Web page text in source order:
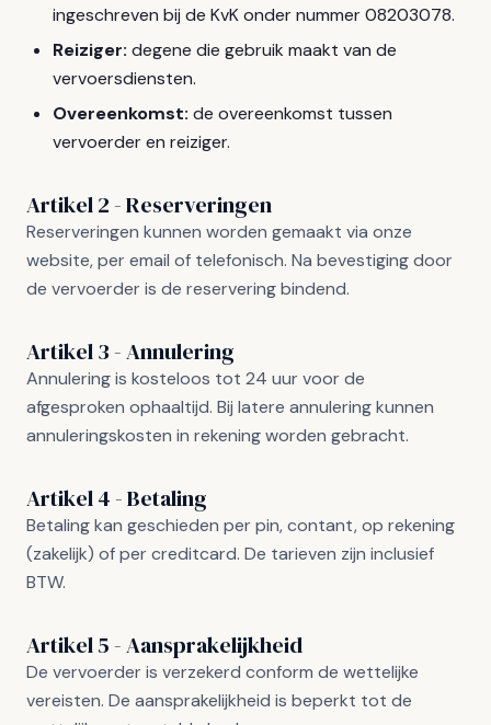
ingeschreven bij de KvK onder nummer 08203078.
Reiziger: degene die gebruik maakt van de
vervoersdiensten.
Overeenkomst: de overeenkomst tussen
vervoerder en reiziger.
Artikel 2 - Reserveringen
Reserveringen kunnen worden gemaakt via onze
website, per email of telefonisch. Na bevestiging door
de vervoerder is de reservering bindend.
Artikel 3 - Annulering
Annulering is kosteloos tot 24 uur voor de
afgesproken ophaaltijd. Bij latere annulering kunnen
annuleringskosten in rekening worden gebracht.
Artikel 4 - Betaling
Betaling kan geschieden per pin, contant, op rekening
(zakelijk) of per creditcard. De tarieven zijn inclusief
BTW.
Artikel 5 - Aansprakelijkheid
De vervoerder is verzekerd conform de wettelijke
vereisten. De aansprakelijkheid is beperkt tot de